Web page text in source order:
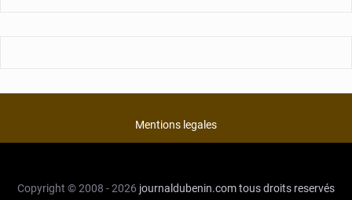
Mentions legales
Copyright © 2008 - 2026 journaldubenin.comtous droits reservés